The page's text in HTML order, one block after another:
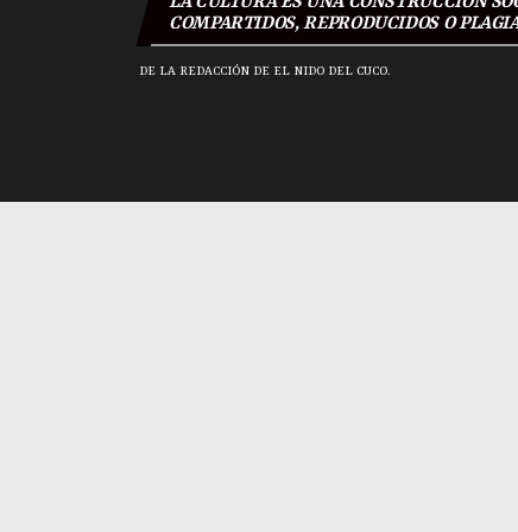
COMPARTIDOS, REPRODUCIDOS O
DE LA REDACCIÓN DE EL NIDO DEL CUCO.